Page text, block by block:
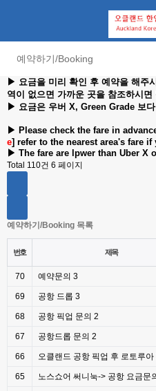
예약하기/Booking
▶ 요금을 미리 확인 후 예약을 해주
역이 없으면 가까운 곳을 참조하시면
▶ 요금은 우버 X, Green Grade 보
▶ Please check the fare in
e] refer to the nearest area's fare
▶ The fare are lpwer than Uber X
Total 110건 6 페이지
예약하기/Booking 목록
번호 제목
70 예약문의 3
69 공항 드롭 3
68 공항 픽업 문의 2
67 공항드롭 문의 2
66 오클랜드 공항 픽업 후 로토루아
65 노스쇼어 써니눅-> 공항 요금문